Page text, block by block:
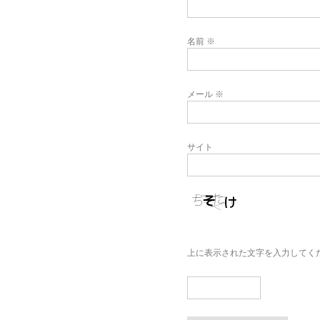
名前 ※
メール ※
サイト
上に表示された文字を入力してく